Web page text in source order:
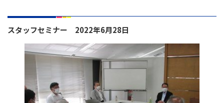
スタッフセミナー 2022年6月28日